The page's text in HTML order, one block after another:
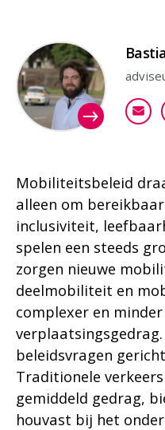
Mobiliteitsbeleid
alleen om
inclusiviteit,
spelen een steeds
zorgen nieuwe
deelmobiliteit en
complexer en
beleidsvragen
Traditionele
gemiddeld gedrag,
houvast bij het
Contactpersoon